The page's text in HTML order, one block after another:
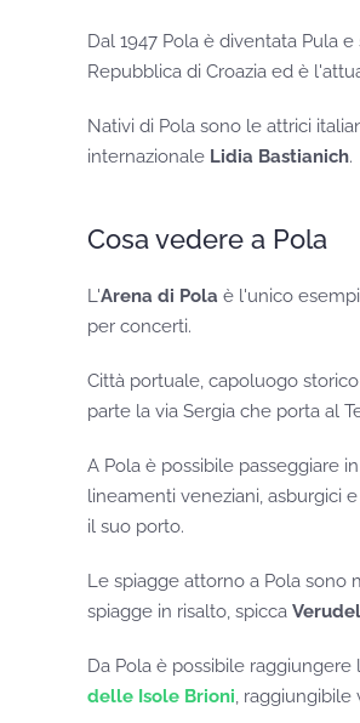
Dal 1947 Pola è diventata Pula
Repubblica di Croazia ed è
Nativi di Pola sono le attrici
internazionale Lidia Bastianich.
Cosa vedere a Pola
L'Arena di Pola è l'unico
per concerti.
Città portuale, capoluogo
parte la via Sergia che porta al
A Pola è possibile passeggiare
lineamenti veneziani, asburgici
il suo porto.
Le spiagge attorno a Pola sono
spiagge in risalto, spicca
Da Pola è possibile
delle Isole Brioni, raggiungibile